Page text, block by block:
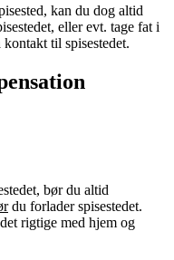
kan du dog altid
eller evt. tage fat i
til spisestedet.
bør du altid
du forlader spisestedet.
rigtige med hjem og